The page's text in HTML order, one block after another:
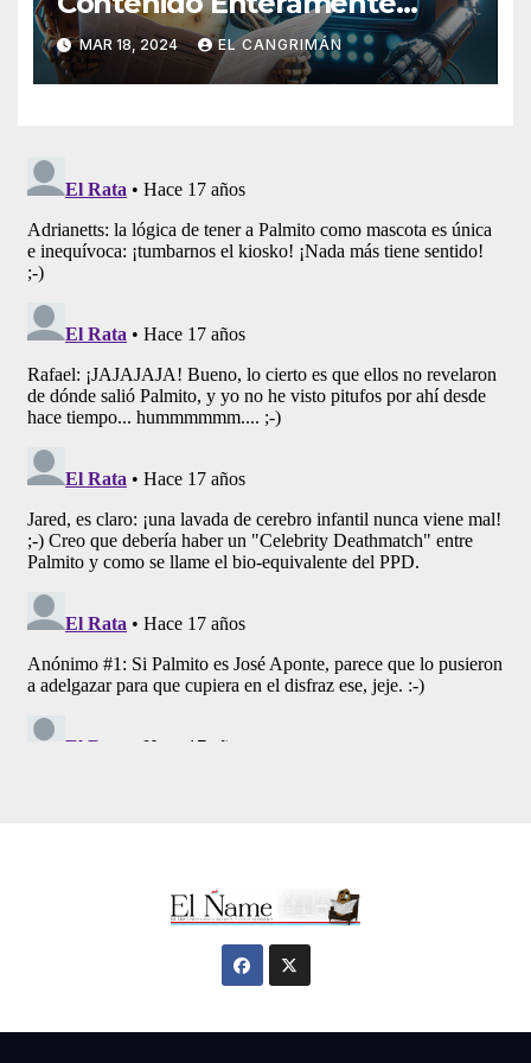
Generado Por Inteligencia
Artificial
MAR 18, 2024 EL CANGRIMÁN